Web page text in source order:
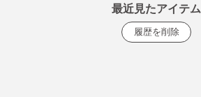
最近見たアイテム